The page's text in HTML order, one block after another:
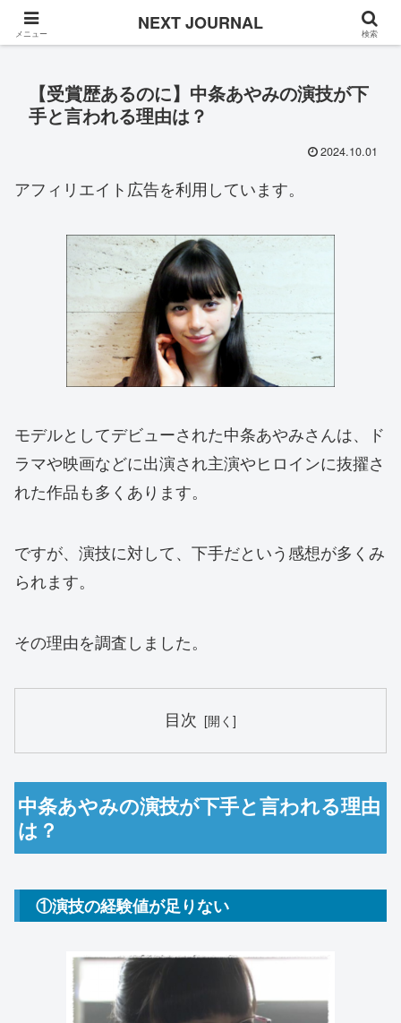
Once in a while
【受賞歴あるのに】中条あやみの演技が下
手と言われる理由は？
2024.10.01
アフィリエイト広告を利用しています。
モデルとしてデビューされた中条あやみさんは、ド
ラマや映画などに出演され主演やヒロインに抜擢さ
れた作品も多くあります。
ですが、演技に対して、下手だという感想が多くみ
られます。
その理由を調査しました。
目次
中条あやみの演技が下手と言われる理由
は？
①演技の経験値が足りない
メニュー NEXT JOURNAL 検索